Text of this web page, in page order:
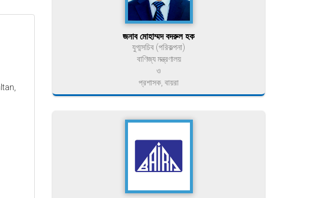
জনাব মোহাম্মদ বদরুল হক
যুগ্মসচিব (পরিকল্পনা)
বাণিজ্য মন্ত্রণালয়
ও
প্রশাসক, বায়রা